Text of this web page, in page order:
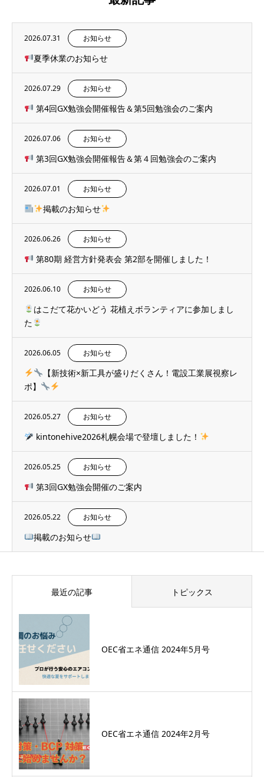
2026.07.31 お知らせ
夏季休業のお知らせ
2026.07.29 お知らせ
第4回GX勉強会開催報告＆第5回勉強会のご案内
2026.07.06 お知らせ
第3回GX勉強会開催報告＆第４回勉強会のご案内
2026.07.01 お知らせ
掲載のお知らせ
2026.06.26 お知らせ
第80期 経営方針発表会 第2部を開催しました！
2026.06.10 お知らせ
はこだて花かいどう 花植えボランティアに参加しまし
た
2026.06.05 お知らせ
【新技術×新工具が盛りだくさん！電設工業展視察レ
ポ】
2026.05.27 お知らせ
kintonehive2026札幌会場で登壇しました！
2026.05.25 お知らせ
第3回GX勉強会開催のご案内
2026.05.22 お知らせ
掲載のお知らせ
最近の記事 トピックス
OEC省エネ通信 2024年5月号
OEC省エネ通信 2024年2月号